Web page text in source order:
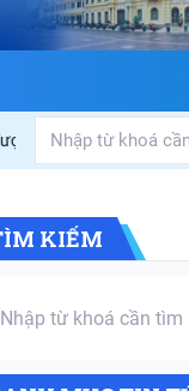
doanh nghiệp”
KIẾM